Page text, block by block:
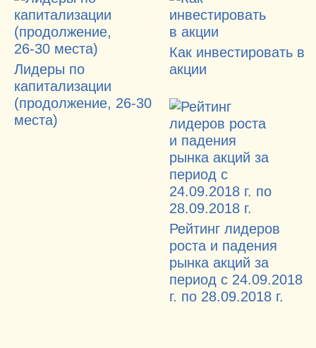
Лидеры по
капитализации
(продолжение, 26-30
места)
Как инвестировать в
акции
Рейтинг лидеров
роста и падения
рынка акций за
период с 24.09.2018
г. по 28.09.2018 г.